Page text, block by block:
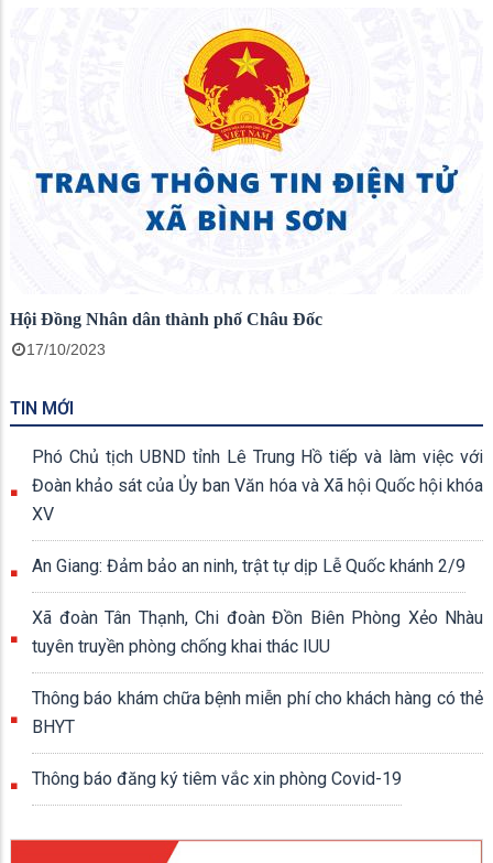
Hội Đồng Nhân dân thành phố Châu Đốc
17/10/2023
TIN MỚI
Phó Chủ tịch UBND tỉnh Lê Trung Hồ tiếp và làm việc với
Đoàn khảo sát của Ủy ban Văn hóa và Xã hội Quốc hội khóa
XV
An Giang: Đảm bảo an ninh, trật tự dịp Lễ Quốc khánh 2/9
Xã đoàn Tân Thạnh, Chi đoàn Đồn Biên Phòng Xẻo Nhàu
tuyên truyền phòng chống khai thác IUU
Thông báo khám chữa bệnh miễn phí cho khách hàng có thẻ
BHYT
Thông báo đăng ký tiêm vắc xin phòng Covid-19